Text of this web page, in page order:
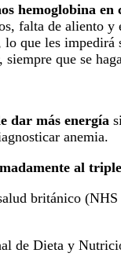
hemoglobina
falta de aliento
lo que les impedirá
que se
dar más energía
anemia.
al
británico (NHS
de Dieta y